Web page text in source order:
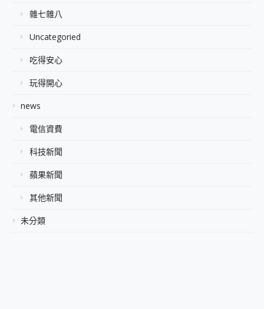
雜七雜八
Uncategoried
吃得安心
玩得開心
news
電信資費
科技新聞
蘋果新聞
其他新聞
未分類